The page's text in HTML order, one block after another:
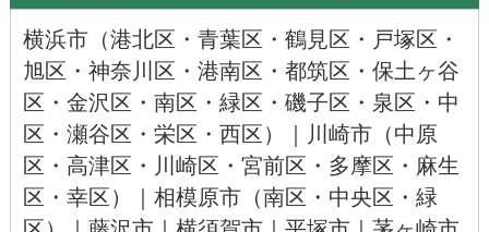
横浜市（港北区 ・ 青葉区 ・ 鶴見区 ・ 戸塚区 ・
旭区 ・神奈川区・ 港南区 ・ 都筑区 ・ 保土ヶ谷
区 ・ 金沢区 ・ 南区 ・ 緑区 ・ 磯子区 ・ 泉区 ・ 中
区 ・ 瀬谷区 ・ 栄区 ・ 西区）｜ 川崎市（中原
区 ・ 高津区 ・川崎区・ 宮前区 ・多摩区・ 麻生
区 ・ 幸区）｜ 相模原市（南区 ・ 中央区 ・ 緑